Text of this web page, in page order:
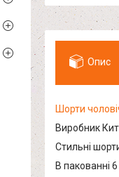
Опис
Шорти
Виробник
Стильні
В пакованні